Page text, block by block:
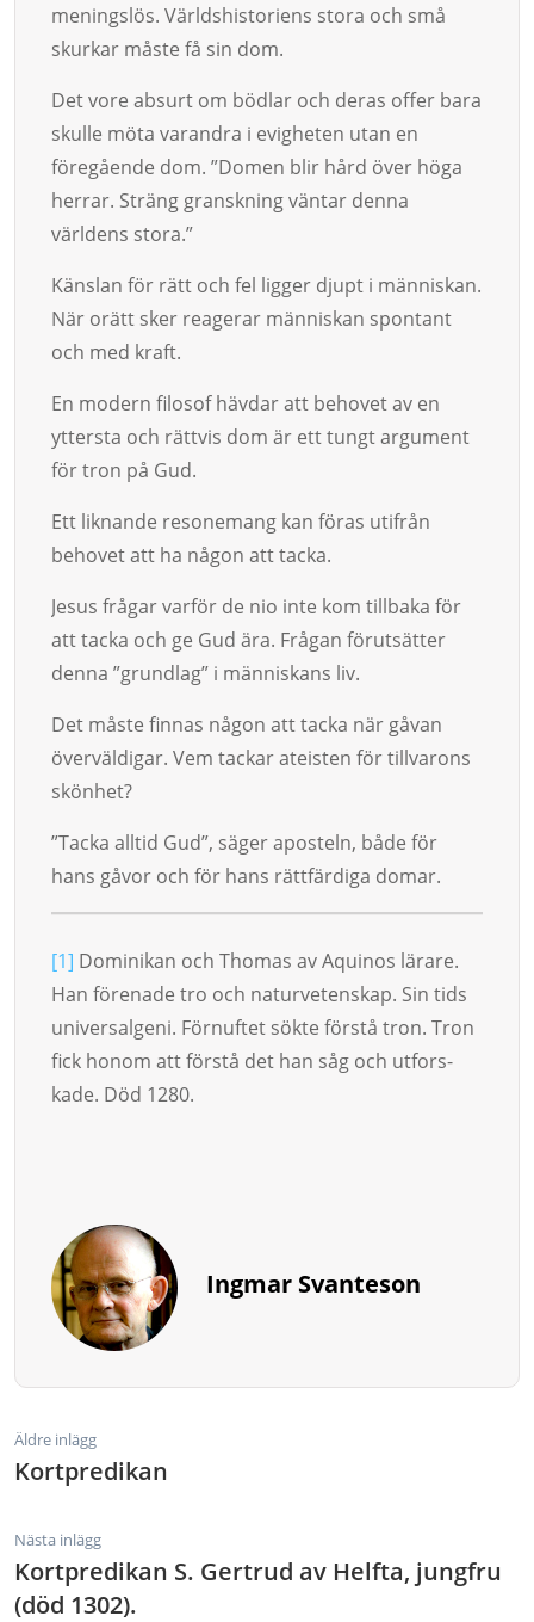
menings­lös. Världs­historiens stora och små
skurkar måste få sin dom.
Det vore absurt om bödlar och deras offer bara
skulle möta var­andra i evigheten utan en
föregående dom. ”Domen blir hård över höga
herrar. Sträng granskning väntar denna
världens sto­ra.”
Känslan för rätt och fel ligger djupt i människan.
När orätt sker rea­gerar människan spontant
och med kraft.
En modern filosof hävdar att behovet av en
yttersta och rättvis dom är ett tungt argument
för tron på Gud.
Ett liknande resonemang kan föras utifrån
behovet att ha någon att tacka.
Jesus frågar varför de nio inte kom tillbaka för
att tacka och ge Gud ära. Frågan förutsätter
denna ”grundlag” i människans liv.
Det måste finnas någon att tacka när gåvan
överväldigar. Vem tackar ateisten för tillvarons
skönhet?
”Tacka alltid Gud”, säger aposteln, både för
hans gåvor och för hans rättfärdiga domar.
[1] Dominikan och Thomas av Aquinos lärare.
Han förenade tro och naturvetenskap. Sin tids
universalgeni. För­nuf­tet sökte förstå tron. Tron
fick ho­nom att förstå det han såg och utfor­s­
kade. Död 1280.
Ingmar Svanteson
Äldre inlägg
Kortpredikan
Nästa inlägg
Kortpredikan S. Gertrud av Helfta, jungfru
(död 1302).